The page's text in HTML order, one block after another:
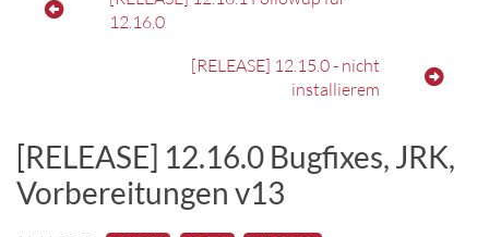
12.16.0
[RELEASE] 12.15.0 - nicht
installierem
[RELEASE] 12.16.0 Bugfixes, JRK,
Vorbereitungen v13